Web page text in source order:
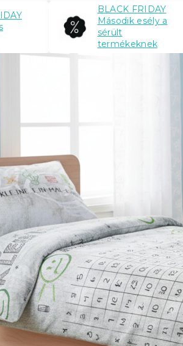
BLACK FRIDAY
Második esély a
sérült
termékeknek